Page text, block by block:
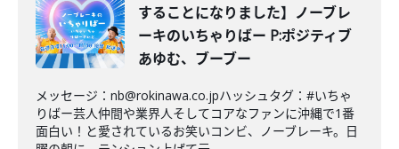
することになりました】ノーブレ
ーキのいちゃりばー P:ポジティブ
あゆむ、ブーブー
メッセージ：nb@rokinawa.co.jpハッシュタグ：#いちゃ
りばー芸人仲間や業界人そしてコアなファンに沖縄で1番
面白い！と愛されているお笑いコンビ、ノーブレーキ。日